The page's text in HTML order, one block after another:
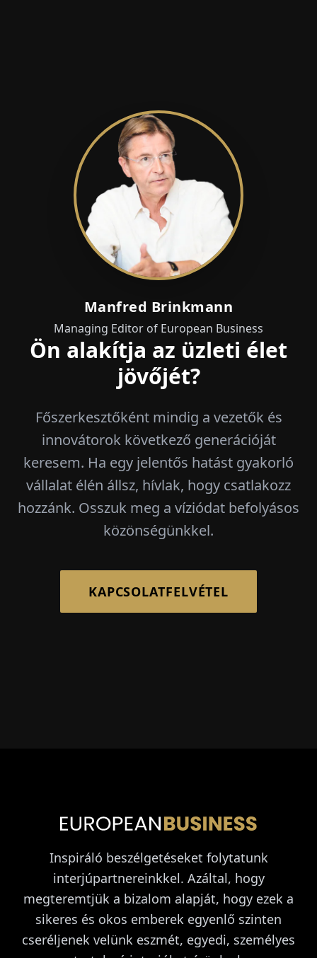
Manfred Brinkmann
Managing Editor of European Business
Ön alakítja az üzleti élet
jövőjét?
Főszerkesztőként mindig a vezetők és
innovátorok következő generációját
keresem. Ha egy jelentős hatást gyakorló
vállalat élén állsz, hívlak, hogy csatlakozz
hozzánk. Osszuk meg a víziódat befolyásos
közönségünkkel.
KAPCSOLATFELVÉTEL
Inspiráló beszélgetéseket folytatunk
interjúpartnereinkkel. Azáltal, hogy
megteremtjük a bizalom alapját, hogy ezek a
sikeres és okos emberek egyenlő szinten
cseréljenek velünk eszmét, egyedi, személyes